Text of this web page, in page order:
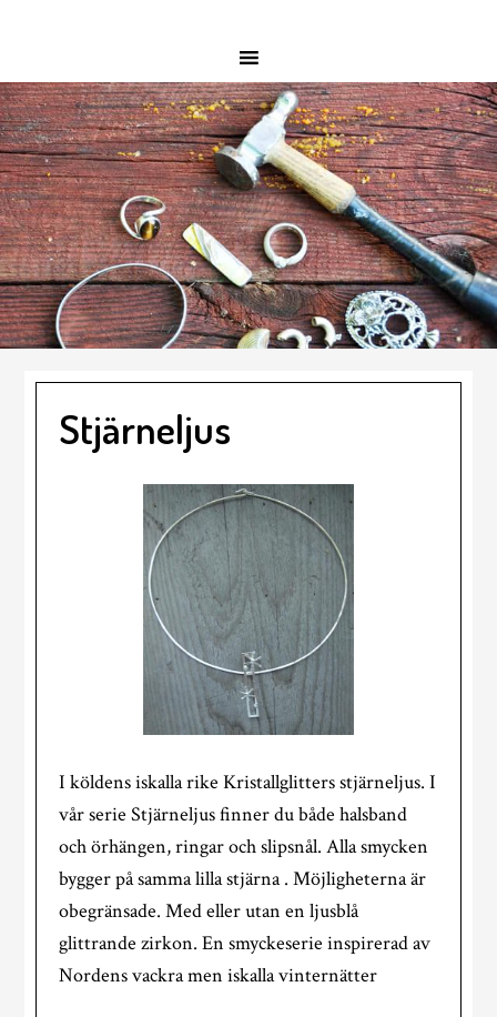
Stjärneljus
I köldens iskalla rike Kristallglitters stjärneljus. I
vår serie Stjärneljus finner du både halsband
och örhängen, ringar och slipsnål. Alla smycken
bygger på samma lilla stjärna . Möjligheterna är
obegränsade. Med eller utan en ljusblå
glittrande zirkon. En smyckeserie inspirerad av
Nordens vackra men iskalla vinternätter